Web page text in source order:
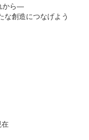
から―
な創造につなげよう